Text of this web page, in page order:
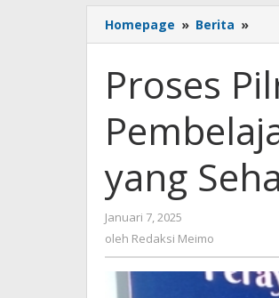
Homepage » Berita »
jadi
yang
Proses
yang
Januari 7, 2025
Redaksi
oleh Redaksi Meimo